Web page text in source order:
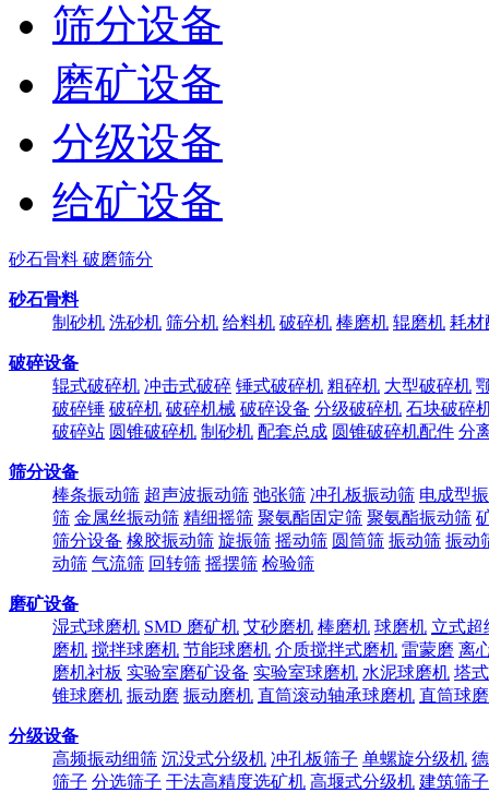
筛分设备
磨矿设备
分级设备
给矿设备
砂石骨料 破磨筛分
砂石骨料
制砂机 洗砂机 筛分机 给料机 破碎机 棒磨机 辊磨机 耗材
破碎设备
辊式破碎机 冲击式破碎 锤式破碎机 粗碎机 大型破碎机
破碎锤 破碎机 破碎机械 破碎设备 分级破碎机 石块破碎
破碎站 圆锥破碎机 制砂机 配套总成 圆锥破碎机配件 分
筛分设备
棒条振动筛 超声波振动筛 弛张筛 冲孔板振动筛 电成型
筛 金属丝振动筛 精细摇筛 聚氨酯固定筛 聚氨酯振动筛
筛分设备 橡胶振动筛 旋振筛 摇动筛 圆筒筛 振动筛 振动
动筛 气流筛 回转筛 摇摆筛 检验筛
磨矿设备
湿式球磨机 SMD 磨矿机 艾砂磨机 棒磨机 球磨机 立式超
磨机 搅拌球磨机 节能球磨机 介质搅拌式磨机 雷蒙磨 离
磨机衬板 实验室磨矿设备 实验室球磨机 水泥球磨机 塔
锥球磨机 振动磨 振动磨机 直筒滚动轴承球磨机 直筒球
分级设备
高频振动细筛 沉没式分级机 冲孔板筛子 单螺旋分级机
筛子 分选筛子 干法高精度选矿机 高堰式分级机 建筑筛子